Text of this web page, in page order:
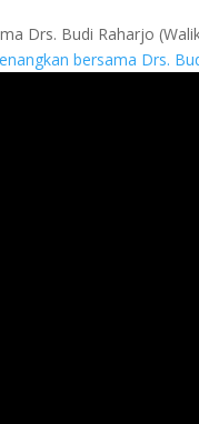
Drs. Budi Raharjo